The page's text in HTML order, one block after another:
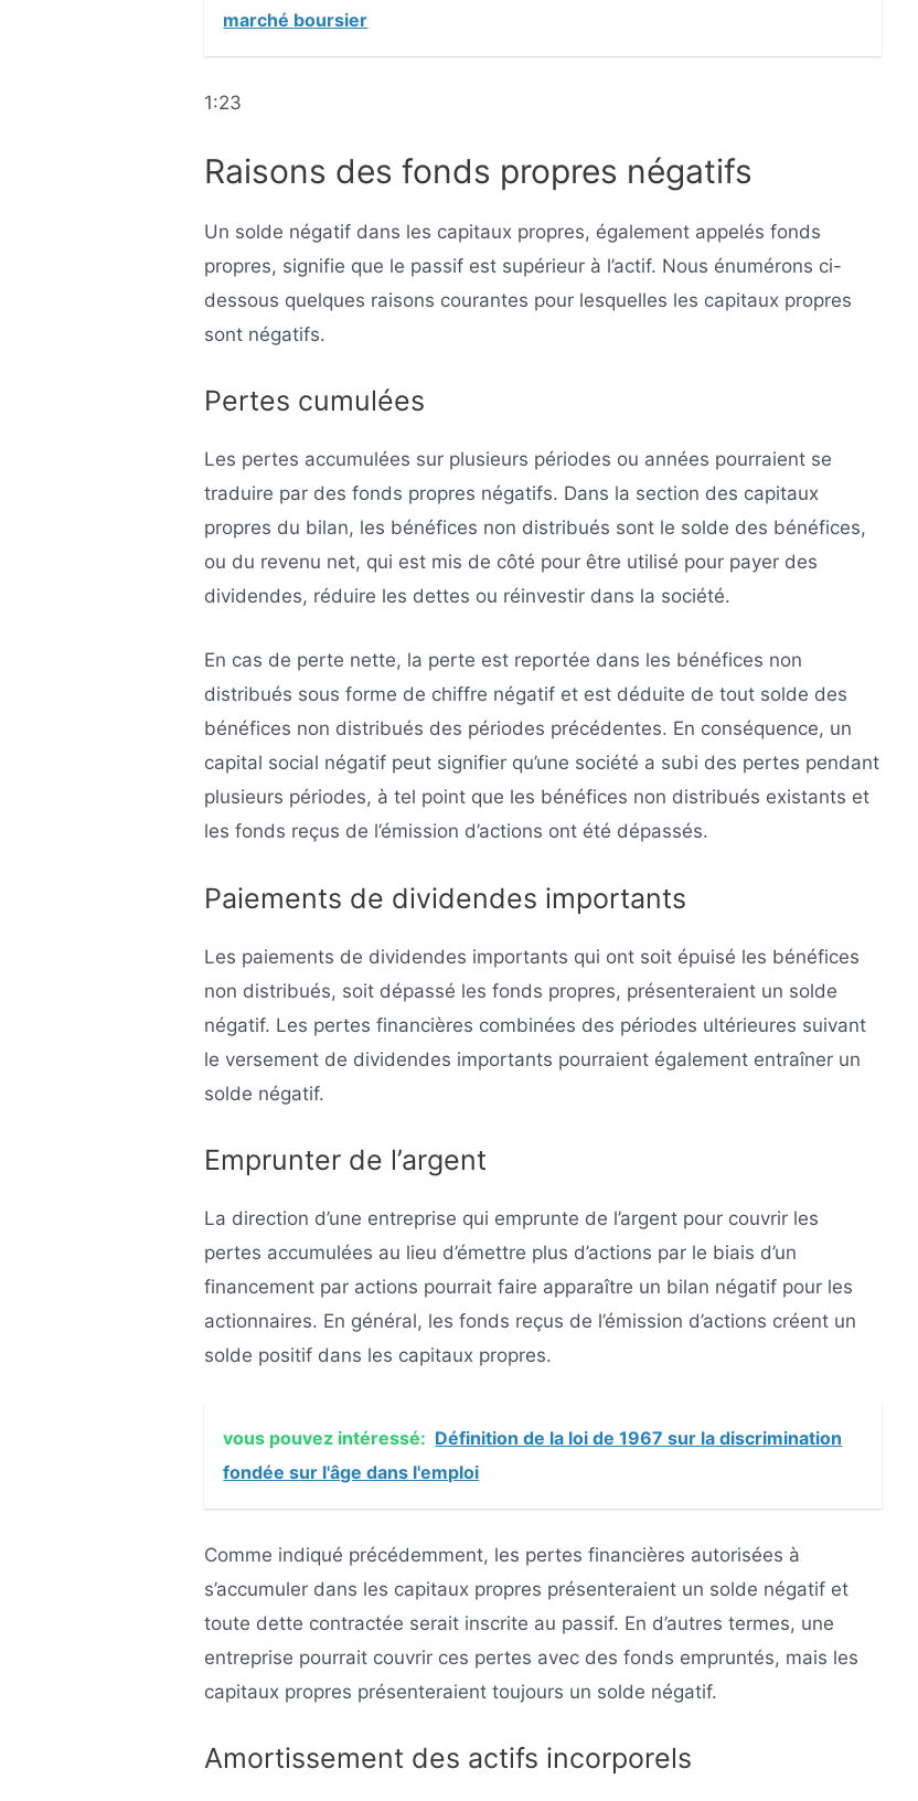
marché boursier
1:23
Raisons des fonds propres négatifs
Un solde négatif dans les capitaux propres, également appelés fonds
propres, signifie que le passif est supérieur à l’actif. Nous énumérons ci-
dessous quelques raisons courantes pour lesquelles les capitaux propres
sont négatifs.
Pertes cumulées
Les pertes accumulées sur plusieurs périodes ou années pourraient se
traduire par des fonds propres négatifs. Dans la section des capitaux
propres du bilan, les bénéfices non distribués sont le solde des bénéfices,
ou du revenu net, qui est mis de côté pour être utilisé pour payer des
dividendes, réduire les dettes ou réinvestir dans la société.
En cas de perte nette, la perte est reportée dans les bénéfices non
distribués sous forme de chiffre négatif et est déduite de tout solde des
bénéfices non distribués des périodes précédentes. En conséquence, un
capital social négatif peut signifier qu’une société a subi des pertes pendant
plusieurs périodes, à tel point que les bénéfices non distribués existants et
les fonds reçus de l’émission d’actions ont été dépassés.
Paiements de dividendes importants
Les paiements de dividendes importants qui ont soit épuisé les bénéfices
non distribués, soit dépassé les fonds propres, présenteraient un solde
négatif. Les pertes financières combinées des périodes ultérieures suivant
le versement de dividendes importants pourraient également entraîner un
solde négatif.
Emprunter de l’argent
La direction d’une entreprise qui emprunte de l’argent pour couvrir les
pertes accumulées au lieu d’émettre plus d’actions par le biais d’un
financement par actions pourrait faire apparaître un bilan négatif pour les
actionnaires. En général, les fonds reçus de l’émission d’actions créent un
solde positif dans les capitaux propres.
vous pouvez intéressé: Définition de la loi de 1967 sur la discrimination
fondée sur l'âge dans l'emploi
Comme indiqué précédemment, les pertes financières autorisées à
s’accumuler dans les capitaux propres présenteraient un solde négatif et
toute dette contractée serait inscrite au passif. En d’autres termes, une
entreprise pourrait couvrir ces pertes avec des fonds empruntés, mais les
capitaux propres présenteraient toujours un solde négatif.
Amortissement des actifs incorporels